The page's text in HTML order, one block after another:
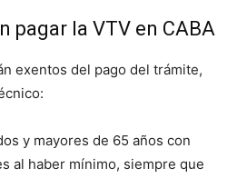
pagar la VTV en CABA
exentos del pago del trámite,
y mayores de 65 años con
al haber mínimo, siempre que